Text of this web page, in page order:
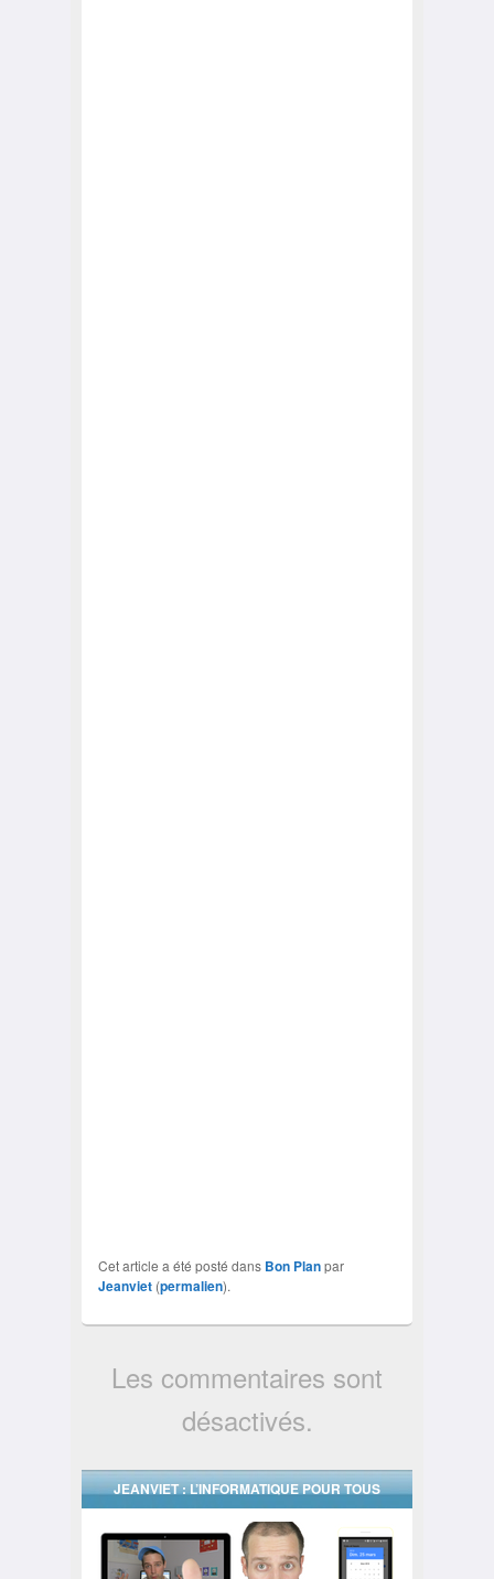
Cet article a été posté dans Bon Planpar
Jeanviet(permalien).
Les commentaires sont
désactivés.
JEANVIET : L’INFORMATIQUE POUR TOUS